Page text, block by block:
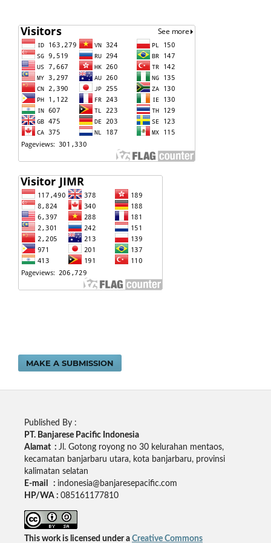
MAKE A SUBMISSION
Published By :
PT. Banjarese Pacific Indonesia
Alamat : Jl. Gotong royong no 30 kelurahan mentaos,
kecamatan banjarbaru utara, kota banjarbaru, provinsi
kalimatan selatan
E-mail : indonesia@banjaresepacific.com
HP/WA : 085161177810
This work is licensed under a Creative Commons